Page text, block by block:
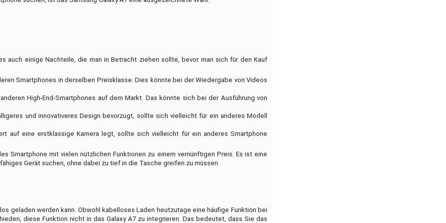
auch einige Nachteile, die man in Betracht ziehen sollte, bevor man sich für den Kauf
Smartphones in derselben Preisklasse. Dies könnte bei der Wiedergabe von Videos
High-End-Smartphones auf dem Markt. Das könnte sich bei der Ausführung von
und innovativeres Design bevorzugt, sollte sich vielleicht für ein anderes Modell
auf eine erstklassige Kamera legt, sollte sich vielleicht für ein anderes Smartphone
Smartphone mit vielen nützlichen Funktionen zu einem vernünftigen Preis. Es ist eine
Gerät suchen, ohne dabei zu tief in die Tasche greifen zu müssen.
geladen werden kann. Obwohl kabelloses Laden heutzutage eine häufige Funktion bei
diese Funktion nicht in das Galaxy A7 zu integrieren. Das bedeutet, dass Sie das